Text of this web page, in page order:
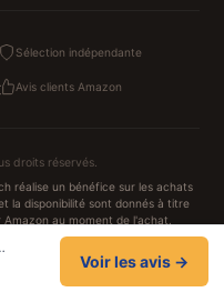
Sélection indépendante
Avis clients Amazon
droits réservés.
réalise un bénéfice sur les achats
la disponibilité sont donnés à titre
au moment de l'achat.
sur Amazon.fr
Mentions légalesVoir les avis →